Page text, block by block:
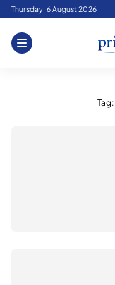
Skip
content
Thursday, 6 August 2026
Tag: